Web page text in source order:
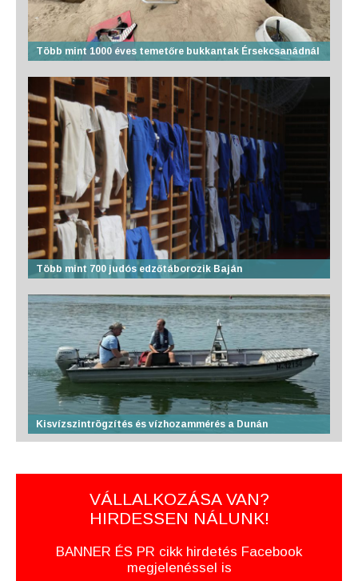
Több mint 1000 éves temetőre bukkantak Érsekcsanádnál
Több mint 700 judós edzőtáborozik Baján
Kisvízszintrögzítés és vízhozammérés a Dunán
VÁLLALKOZÁSA VAN?
HIRDESSEN NÁLUNK!
BANNER ÉS PR cikk hirdetés Facebook
megjelenéssel is